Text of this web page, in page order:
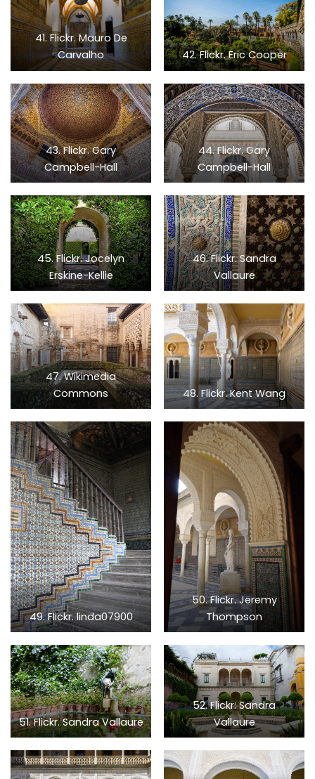
41. Flickr. Mauro De
Carvalho
42. Flickr. Eric Cooper
43. Flickr. Gary
Campbell-Hall
44. Flickr. Gary
Campbell-Hall
45. Flickr. Jocelyn
Erskine-Kellie
46. Flickr. Sandra
Vallaure
47. Wikimedia
Commons
48. Flickr. Kent Wang
49. Flickr. linda07900
50. Flickr. Jeremy
Thompson
51. Flickr. Sandra Vallaure
52. Flickr. Sandra
Vallaure